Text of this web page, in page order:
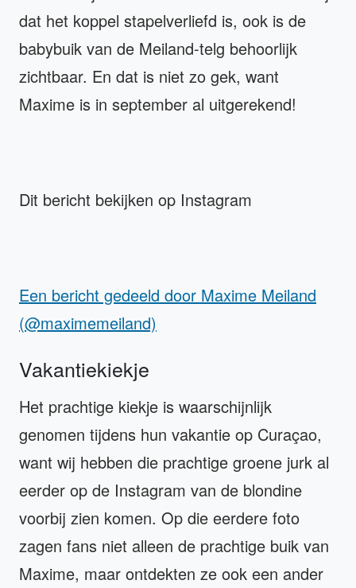
dat het koppel stapelverliefd is, ook is de
babybuik van de Meiland-telg behoorlijk
zichtbaar. En dat is niet zo gek, want
Maxime is in september al uitgerekend!
Dit bericht bekijken op Instagram
Een bericht gedeeld door Maxime Meiland
(@maximemeiland)
Vakantiekiekje
Het prachtige kiekje is waarschijnlijk
genomen tijdens hun vakantie op Curaçao,
want wij hebben die prachtige groene jurk al
eerder op de Instagram van de blondine
voorbij zien komen. Op die eerdere foto
zagen fans niet alleen de prachtige buik van
Maxime, maar ontdekten ze ook een ander